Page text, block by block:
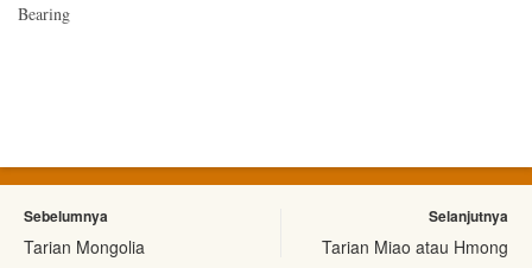
Bearing
Sebelumnya
Tarian Mongolia
Selanjutnya
Tarian Miao atau Hmong